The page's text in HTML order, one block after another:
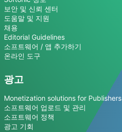
보안 및 신뢰 센터
도움말 및 지원
채용
Editorial Guidelines
소프트웨어 / 앱 추가하기
온라인 도구
광고
Monetization solutions for Publishers
소프트웨어 업로드 및 관리
소프트웨어 정책
광고 기회